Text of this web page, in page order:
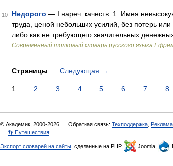
10 Недорого — I нареч. качеств. 1. Имея
труда, ценой небольших усилий, без потерь
либо как не требующего значительных
Современный толковый словарь русского языка
Страницы Следующая →
1 2 3 4 5 6 7 8
© Академик, 2000-2026 Обратная связь: Техподдержка
👣 Путешествия
Экспорт словарей на сайты , сделанные на PHP, Joomla,